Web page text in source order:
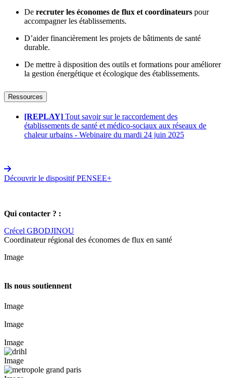
De recruter les économes de flux et coordinateurs pour
accompagner les établissements.
D’aider financièrement les projets de bâtiments de santé
durable.
De mettre à disposition des outils et formations pour améliorer
la gestion énergétique et écologique des établissements.
Ressources
[REPLAY] Tout savoir sur le raccordement des
établissements de santé et médico-sociaux aux réseaux de
chaleur urbains - Webinaire du mardi 24 juin 2025
Découvrir le dispositif PENSEE+
Qui contacter ? :
Crécel GBODJINOU
Coordinateur régional des économes de flux en santé
Image
Ils nous soutiennent
Image
Image
Image
Image